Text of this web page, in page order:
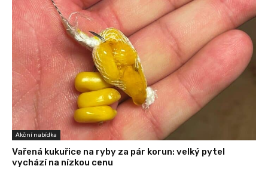
Akční nabídka
Vařená kukuřice na ryby za pár korun: velký pytel
vychází na nízkou cenu